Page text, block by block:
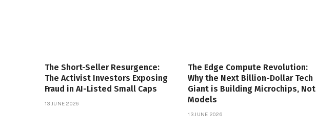
The Short-Seller Resurgence:
The Activist Investors Exposing
Fraud in AI-Listed Small Caps
13 JUNE 2026
The Edge Compute Revolution:
Why the Next Billion-Dollar Tech
Giant is Building Microchips, Not
Models
13 JUNE 2026